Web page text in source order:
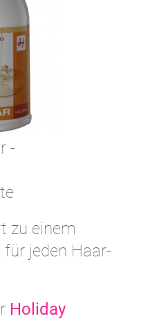
-
zu einem
jeden Haar-
Holiday